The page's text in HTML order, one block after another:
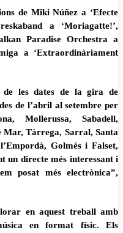
de Miki Núñez a ‘Efecte
a ‘Moriagatte!’,
Paradise Orchestra a
a ‘Extraordinàriament
de les dates de la gira de
de l’abril al setembre per
Mollerussa, Sabadell,
Mar, Tàrrega, Sarral, Santa
Golmés i Falset,
un directe més interessant i
posat més electrònica”,
en aquest treball amb
en format físic. Els